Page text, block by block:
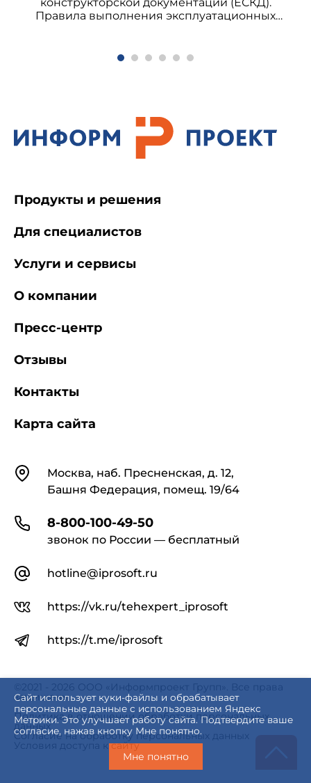
Правила выполнения эксплуатационных
Сайт использует куки-файлы и обрабатывает
персональные данные с использованием Яндекс
Метрики. Это улучшает работу сайта. Подтвердите ваше
согласие, нажав кнопку Мне понятно.
Мне понятно
КонтактыМосква, наб. Пресненская, д. 12,
Башня Федерация, помещ. 19/64
8-800-100-49-50
звонок по России — бесплатный
hotline@iprosoft.ru
https://vk.ru/tehexpert_iprosoft
https://t.me/iprosoft
Продукты и решения
Для специалистов
Услуги и сервисы
О компании
Пресс-центр
Отзывы
Контакты
Карта сайта
©2021 - 2026 ООО «Информпроект Групп». Все права
защищены.
Политика в отношении обработки персональных
данных
Согласие на обработку персональных данных
Условия доступа к сайту